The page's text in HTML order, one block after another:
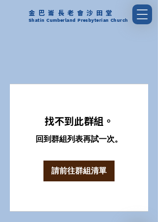
金巴崙長老會沙田堂
Shatin Cumberland Presbyterian Church
找不到此群組。
回到群組列表再試一次。
請前往群組清單